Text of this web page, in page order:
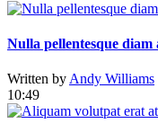
Nulla pellentesque diam
Written byAndy Williams
10:49